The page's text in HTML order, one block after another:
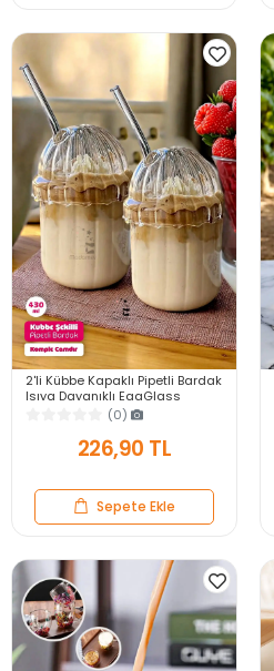
2'li Kübbe Kapaklı Pipetli Bardak
Isıya Dayanıklı EggGlass
İskandinav Kahve Sunum
Bardağı 430ml Set
(0)
226,90 TL
Sepete Ekle